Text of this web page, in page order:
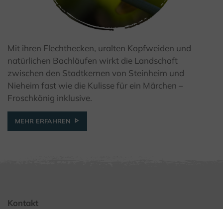
© F.Grawe Kulturland Kreis Höxter
Mit ihren Flechthecken, uralten Kopfweiden und
natürlichen Bachläufen wirkt die Landschaft
zwischen den Stadtkernen von Steinheim und
Nieheim fast wie die Kulisse für ein Märchen –
Froschkönig inklusive.
MEHR ERFAHREN
Kontakt